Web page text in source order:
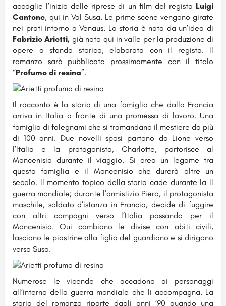
accoglie l’inizio delle riprese di un film del regista Luigi
Cantone, qui in Val Susa. Le prime scene vengono girate
nei prati intorno a Venaus. La storia è nata da un’idea di
Fabrizio Arietti, già noto qui in valle per la produzione di
opere a sfondo storico, elaborata con il regista. Il
romanzo sarà pubblicato prossimamente con il titolo
“Profumo di resina”.
Il racconto è la storia di una famiglia che dalla Francia
arriva in Italia a fronte di una promessa di lavoro. Una
famiglia di falegnami che si tramandano il mestiere da più
di 100 anni. Due novelli sposi partono da Lione verso
l’Italia e la protagonista, Charlotte, partorisce al
Moncenisio durante il viaggio. Si crea un legame tra
questa famiglia e il Moncenisio che durerà oltre un
secolo. Il momento topico della storia cade durante la II
guerra mondiale; durante l’armistizio Piero, il protagonista
maschile, soldato d’istanza in Francia, decide di fuggire
con altri compagni verso l’Italia passando per il
Moncenisio. Qui cambiano le divise con abiti civili,
lasciano le piastrine alla figlia del guardiano e si dirigono
verso Susa.
Numerose le vicende che accadono ai personaggi
all’interno della guerra mondiale che li accompagna. La
storia del romanzo riparte dagli anni ’90 quando una